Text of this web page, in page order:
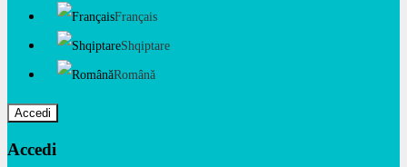
Français
Shqiptare
Română
Accedi
Accedi